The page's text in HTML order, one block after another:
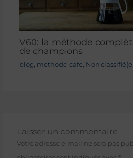
V60: la méthode
de champions
blog methode-cafe Non classifié(e)
Laisser un commentaire
Votre adresse e-mail ne sera pas